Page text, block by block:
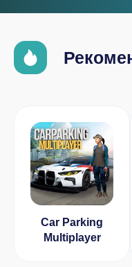
Car Parking
Multiplayer